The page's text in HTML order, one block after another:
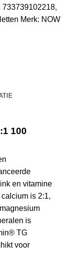
733739102218,
Merk: NOW
100
en vitamine
is 2:1,
is
TG
voor